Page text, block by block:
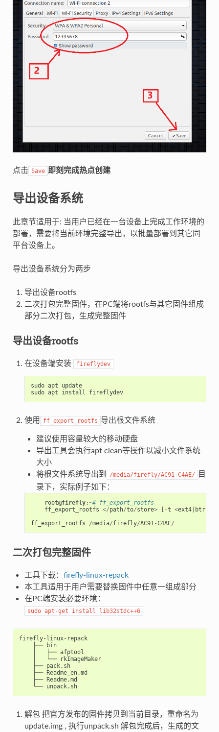
点击 Save 即刻完成热点创建
导出设备系统
此章节适用于: 当用户已经在一台设备上完成工作环境的
部署，需要将当前环境完整导出，以批量部署到其它同
平台设备上。
导出设备系统分为两步
导出设备rootfs
二次打包完整固件，在PC端将rootfs与其它固件组成
部分二次打包，生成完整固件
导出设备rootfs
在设备端安装 fireflydev
sudo apt
update
sudo apt install fireflydev
使用 ff_export_rootfs 导出根文件系统
建议使用容量较大的移动硬盘
导出工具会执行apt clean等操作以减小文件系统
大小
将根文件系统导出到
/media/firefly/AC91-C4AE/
目
录下，实际例子如下：
root@firefly:~# ff_export_rootfs
ff_export_rootfs </path/to/store> -t <ext4| btrfs
ff_export_rootfs
/media/firefly/AC91-C4AE/
二次打包完整固件
工具下载： firefly-linux-repack
本工具适用于用户需要替换固件中任意一组成部分
在PC端安装必要环境：
sudo apt-get install lib32stdc++6
firefly-linux-repack
    ├── bin
    │   ├── afptool
    │   └── rkImageMaker
    ├── pack.sh
    ├── Readme_en.md
    ├── Readme.md
    └── unpack.sh
解包 把官方发布的固件拷贝到当前目录，重命名为
update.img , 执行unpack.sh 解包完成后，生成的文